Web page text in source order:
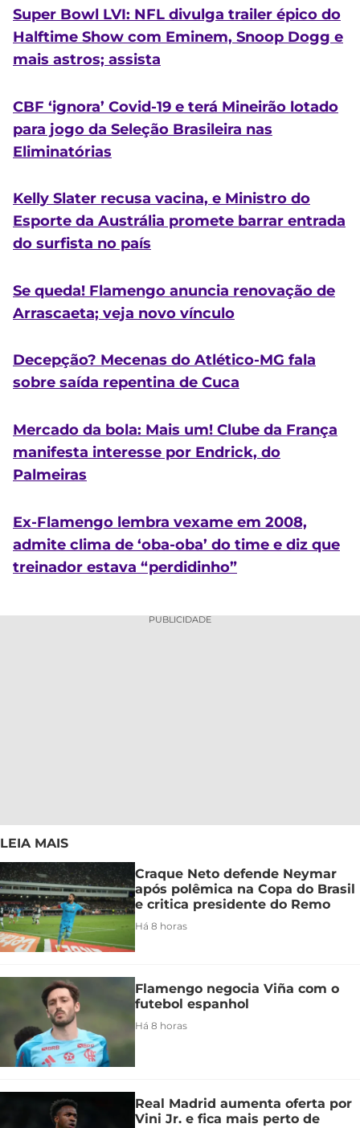
Super Bowl LVI: NFL divulga trailer épico do
Halftime Show com Eminem, Snoop Dogg e
mais astros; assista
CBF ‘ignora’ Covid-19 e terá Mineirão lotado
para jogo da Seleção Brasileira nas
Eliminatórias
Kelly Slater recusa vacina, e Ministro do
Esporte da Austrália promete barrar entrada
do surfista no país
Se queda! Flamengo anuncia renovação de
Arrascaeta; veja novo vínculo
Decepção? Mecenas do Atlético-MG fala
sobre saída repentina de Cuca
Mercado da bola: Mais um! Clube da França
manifesta interesse por Endrick, do
Palmeiras
Ex-Flamengo lembra vexame em 2008,
admite clima de ‘oba-oba’ do time e diz que
treinador estava “perdidinho”
PUBLICIDADE
LEIA MAIS
Craque Neto defende Neymar
após polêmica na Copa do Brasil
e critica presidente do Remo
Há 8 horas
Flamengo negocia Viña com o
futebol espanhol
Há 8 horas
Real Madrid aumenta oferta por
Vini Jr. e fica mais perto de